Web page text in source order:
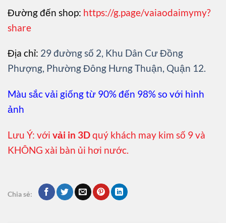
Đường đến shop: https://g.page/vaiaodaimymy?
share
Địa chỉ: 29 đường số 2, Khu Dân Cư Đồng
Phượng, Phường Đông Hưng Thuận, Quận 12.
Màu sắc vải giống từ 90% đến 98% so với hình
ảnh
Lưu Ý: với vải in 3Dquý khách may kim số 9 và
KHÔNG xài bàn ủi hơi nước.
Chia sẻ: